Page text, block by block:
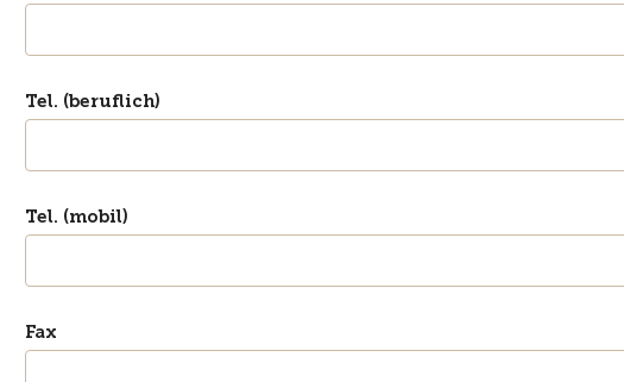
Tel. (beruflich)
Tel. (mobil)
Fax